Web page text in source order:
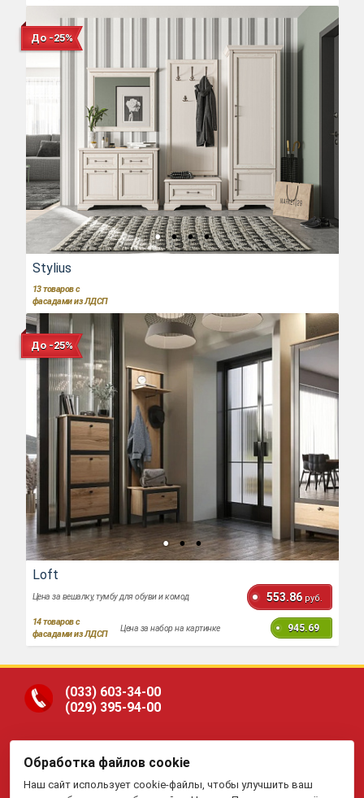
До -25%
Stylius
13товаров с
фасадами из ЛДСП
До -25%
Loft
Цена за вешалку, тумбу для обуви и комод 553.86 руб.
14товаров с
фасадами из ЛДСП
Цена за набор на картинке 945.69
(033) 603-34-00
(029) 395-94-00
Платонова, 22-204. В торговом реестре с 19 января 2015 г.
Обработка файлов cookie
Наш сайт использует cookie-файлы, чтобы улучшить ваш